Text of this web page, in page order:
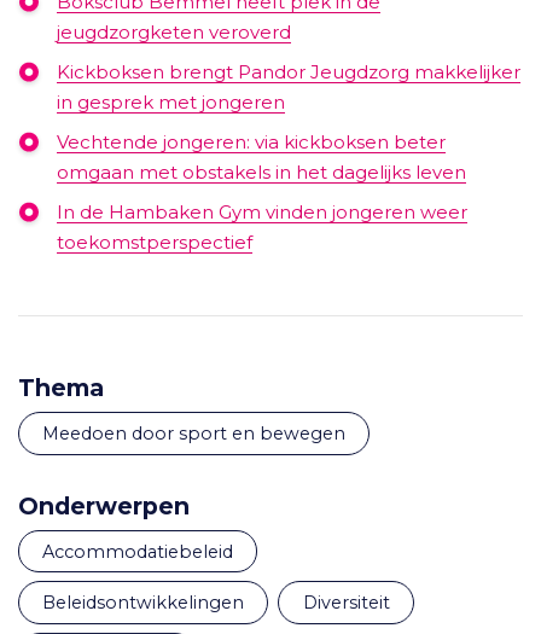
jeugdzorgketen veroverd
Kickboksen brengt Pandor Jeugdzorg makkelijker
in gesprek met jongeren
Vechtende jongeren: via kickboksen beter
omgaan met obstakels in het dagelijks leven
In de Hambaken Gym vinden jongeren weer
toekomstperspectief
Thema
Meedoen door sport en bewegen
Onderwerpen
accommodatiebeleid
beleidsontwikkelingen diversiteit